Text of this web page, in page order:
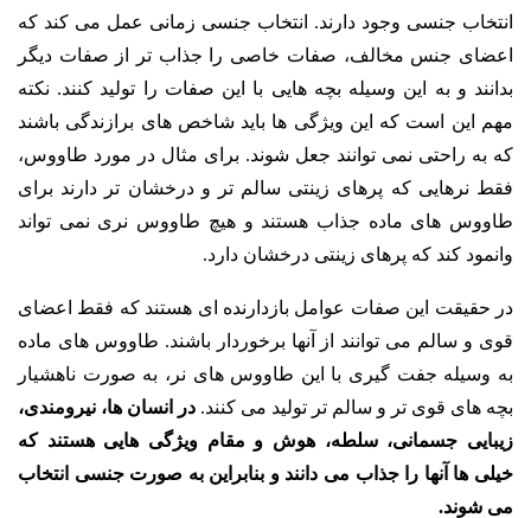
انتخاب جنسی وجود دارند. انتخاب جنسی زمانی عمل می کند که
اعضای جنس مخالف، صفات خاصی را جذاب تر از صفات دیگر
بدانند و به این وسیله بچه هایی با این صفات را تولید کنند. نکته
مهم این است که این ویژگی ها باید شاخص های برازندگی باشند
که به راحتی نمی توانند جعل شوند. برای مثال در مورد طاووس،
فقط نرهایی که پرهای زینتی سالم تر و درخشان تر دارند برای
طاووس های ماده جذاب هستند و هیچ طاووس نری نمی تواند
وانمود کند که پرهای زینتی درخشان دارد.
در حقیقت این صفات عوامل بازدارنده ای هستند که فقط اعضای
قوی و سالم می توانند از آنها برخوردار باشند. طاووس های ماده
به وسیله جفت گیری با این طاووس های نر، به صورت ناهشیار
بچه های قوی تر و سالم تر تولید می کنند. در انسان ها، نیرومندی،
زیبایی جسمانی، سلطه، هوش و مقام ویژگی هایی هستند که
خیلی ها آنها را جذاب می دانند و بنابراین به صورت جنسی انتخاب
می شوند.